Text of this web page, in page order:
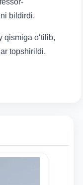
bildirdi.
qismiga o‘tilib,
topshirildi.